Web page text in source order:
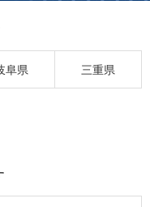
阜県 三重県